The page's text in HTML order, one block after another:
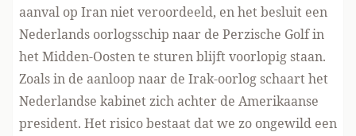
aanval op Iran niet veroordeeld, en het besluit een
Nederlands oorlogsschip naar de Perzische Golf in
het Midden-Oosten te sturen blijft voorlopig staan.
Zoals in de aanloop naar de Irak-oorlog schaart het
Nederlandse kabinet zich achter de Amerikaanse
president. Het risico bestaat dat we zo ongewild een